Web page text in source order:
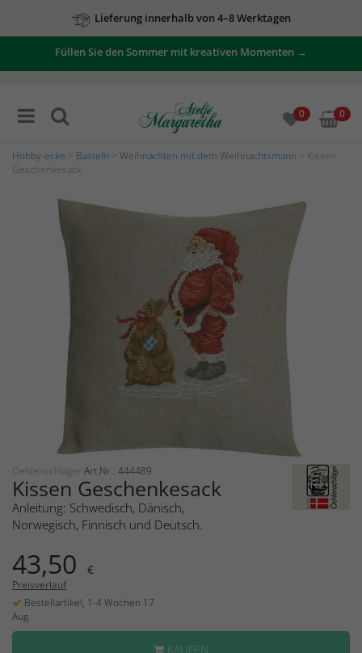
Lieferung innerhalb von 4–8 Werktagen
Füllen Sie den Sommer mit kreativen Momenten →
0 0
Hobby-ecke Basteln Weihnachten mit dem Weihnachtsmann > Kissen
Geschenkesack
Oehlenschläger Art.Nr.: 444489
Kissen Geschenkesack
Anleitung: Schwedisch, Dänisch,
Norwegisch, Finnisch und Deutsch.
43,50 €
Preisverlauf
Bestellartikel, 1-4 Wochen 17
Aug
KAUFEN